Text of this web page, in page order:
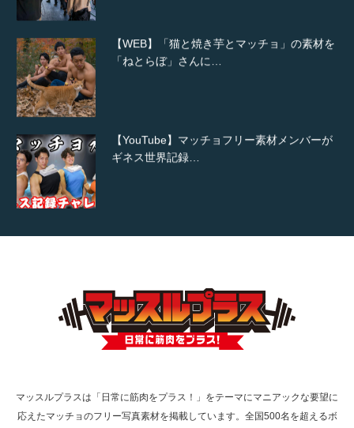
【WEB】「猫と焼き芋とマッチョ」の素材を
「ねとらぼ」さんに…
【YouTube】マッチョフリー素材メンバーが
ギネス世界記録…
TOKYO FMラジオ番組「ONE MORNING」
で紹介さ…
マッスルプラスは「日常に筋肉をプラス！」をテーマにマニアックな要望に
応えたマッチョのフリー写真素材を掲載しています。全国500名を超えるボ